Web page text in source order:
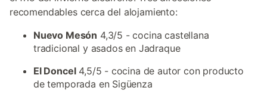
recomendables cerca del alojamiento:
Nuevo Mesón 4,3/5 - cocina castellana
tradicional y asados en Jadraque
El Doncel4,5/5 - cocina de autor con producto
de temporada en Sigüenza